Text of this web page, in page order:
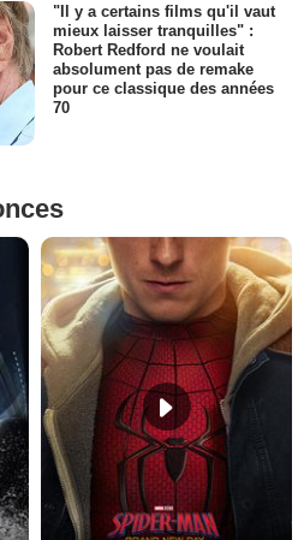
"Il y a certains films qu'il vaut
mieux laisser tranquilles" :
Robert Redford ne voulait
absolument pas de remake
pour ce classique des années
70